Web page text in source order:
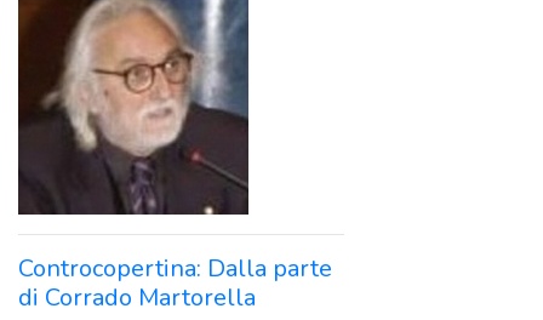
Controcopertina: Dalla parte
di Corrado Martorella